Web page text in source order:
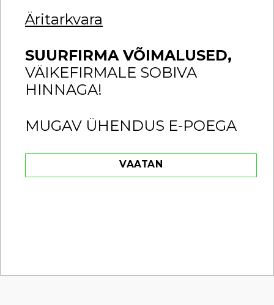
Äritarkvara
SUURFIRMA VÕIMALUSED,
VÄIKEFIRMALE SOBIVA
HINNAGA!
MUGAV ÜHENDUS E-POEGA
VAATAN